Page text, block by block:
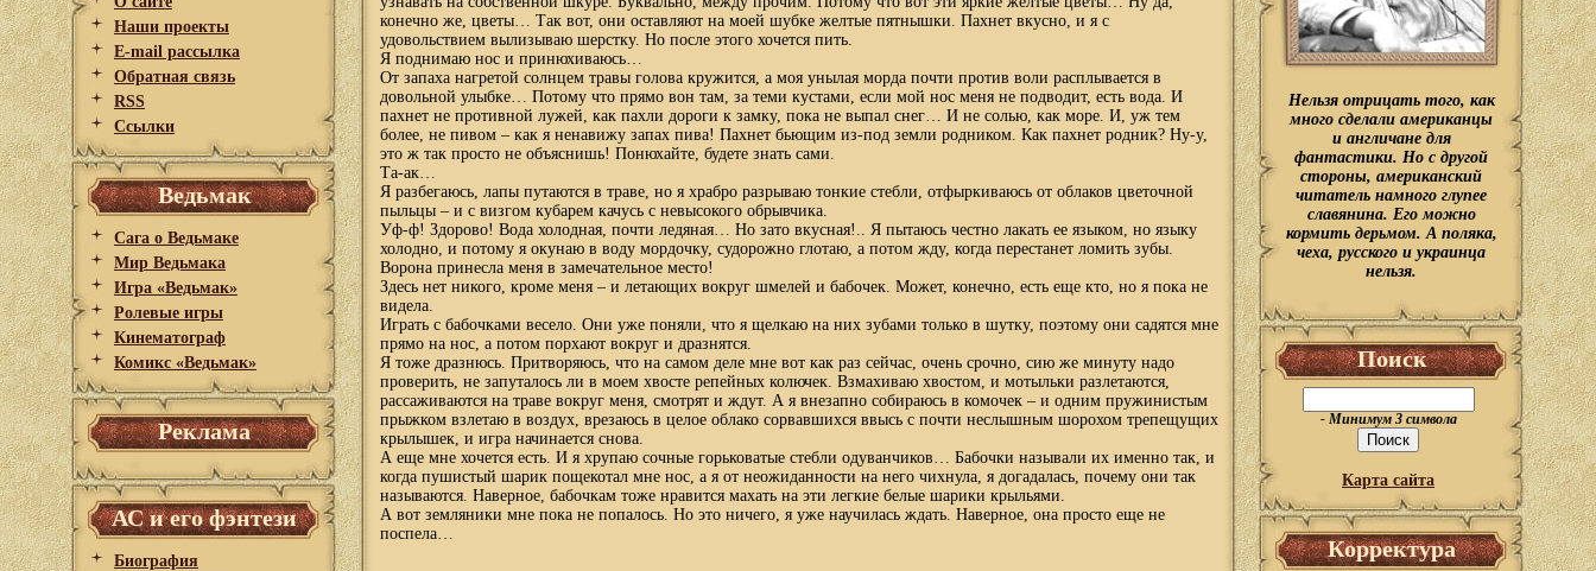
Наши проекты
E-mail рассылка
Обратная связь
RSS
Ссылки
Ведьмак
Сага о Ведьмаке
Мир Ведьмака
Игра «Ведьмак»
Ролевые игры
Кинематограф
Комикс «Ведьмак»
Реклама
АС и его фэнтези
Биография
конечно же, цветы… Так вот, они оставляют на моей шубке желтые пятнышки. Пахнет вкусно, и я с
удовольствием вылизываю шерстку. Но после этого хочется пить.
Я поднимаю нос и принюхиваюсь…
От запаха нагретой солнцем травы голова кружится, а моя унылая морда почти против воли расплывается в
довольной улыбке… Потому что прямо вон там, за теми кустами, если мой нос меня не подводит, есть вода. И
пахнет не противной лужей, как пахли дороги к замку, пока не выпал снег… И не солью, как море. И, уж тем
более, не пивом – как я ненавижу запах пива! Пахнет бьющим из-под земли родником. Как пахнет родник? Ну-у,
это ж так просто не объяснишь! Понюхайте, будете знать сами.
Та-ак…
Я разбегаюсь, лапы путаются в траве, но я храбро разрываю тонкие стебли, отфыркиваюсь от облаков цветочной
пыльцы – и с визгом кубарем качусь с невысокого обрывчика.
Уф-ф! Здорово! Вода холодная, почти ледяная… Но зато вкусная!.. Я пытаюсь честно лакать ее языком, но языку
холодно, и потому я окунаю в воду мордочку, судорожно глотаю, а потом жду, когда перестанет ломить зубы.
Ворона принесла меня в замечательное место!
Здесь нет никого, кроме меня – и летающих вокруг шмелей и бабочек. Может, конечно, есть еще кто, но я пока не
видела.
Играть с бабочками весело. Они уже поняли, что я щелкаю на них зубами только в шутку, поэтому они садятся мне
прямо на нос, а потом порхают вокруг и дразнятся.
Я тоже дразнюсь. Притворяюсь, что на самом деле мне вот как раз сейчас, очень срочно, сию же минуту надо
проверить, не запуталось ли в моем хвосте репейных колючек. Взмахиваю хвостом, и мотыльки разлетаются,
рассаживаются на траве вокруг меня, смотрят и ждут. А я внезапно собираюсь в комочек – и одним пружинистым
прыжком взлетаю в воздух, врезаюсь в целое облако сорвавшихся ввысь с почти неслышным шорохом трепещущих
крылышек, и игра начинается снова.
А еще мне хочется есть. И я хрупаю сочные горьковатые стебли одуванчиков… Бабочки называли их именно так, и
когда пушистый шарик пощекотал мне нос, а я от неожиданности на него чихнула, я догадалась, почему они так
называются. Наверное, бабочкам тоже нравится махать на эти легкие белые шарики крыльями.
А вот земляники мне пока не попалось. Но это ничего, я уже научилась ждать. Наверное, она просто еще не
поспела…
Нельзя отрицать того, как
много сделали американцы
и англичане для
фантастики. Но с другой
стороны, американский
читатель намного глупее
славянина. Его можно
кормить дерьмом. А поляка,
чеха, русского и украинца
нельзя.
Поиск
- Минимум 3 символа
Карта сайта
Корректура